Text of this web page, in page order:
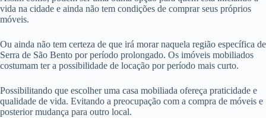
vida na cidade e ainda não tem condições de comprar seus próprios
móveis.
Ou ainda não tem certeza de que irá morar naquela região específica de
Serra de São Bento por período prolongado. Os imóveis mobiliados
costumam ter a possibilidade de locação por período mais curto.
Possibilitando que escolher uma casa mobiliada ofereça praticidade e
qualidade de vida. Evitando a preocupação com a compra de móveis e
posterior mudança para outro local.